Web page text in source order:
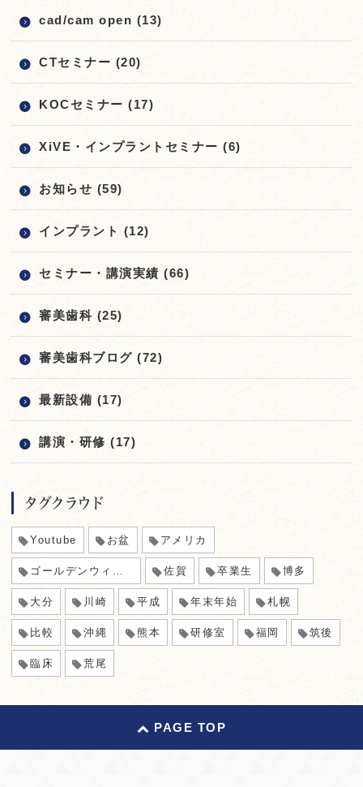
cad/cam open (13)
CTセミナー (20)
KOCセミナー (17)
XiVE・インプラントセミナー (6)
お知らせ (59)
インプラント (12)
セミナー・講演実績 (66)
審美歯科 (25)
審美歯科ブログ (72)
最新設備 (17)
講演・研修 (17)
タグクラウド
Youtube お盆 アメリカ
ゴールデンウィーク 佐賀 卒業生 博多
大分 川崎 平成 年末年始 札幌
比較 沖縄 熊本 研修室 福岡 筑後
臨床 荒尾
PAGE TOP